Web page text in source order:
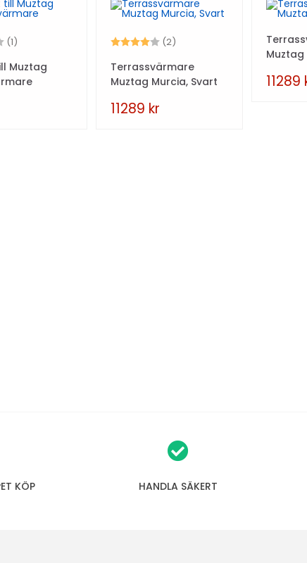
(1)
Muztag
Betyg: (2)
Terrassvärmare
Muztag Murcia, Svart
11289 kr
11289
KÖP HANDLA SÄKERT